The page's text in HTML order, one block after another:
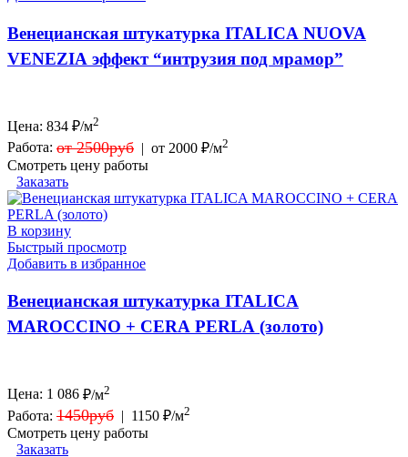
Венецианская штукатурка ITALICA NUOVA
VENEZIA эффект “интрузия под мрамор”
Цена: 834 ₽/м2
Работа: от 2500руб | от 2000 ₽/м2
Смотреть цену работы
Заказать
В корзину
Быстрый просмотр
Добавить в избранное
Венецианская штукатурка ITALICA
MAROCCINO + CERA PERLA (золото)
Цена: 1 086 ₽/м2
Работа: 1450руб | 1150 ₽/м2
Смотреть цену работы
Заказать